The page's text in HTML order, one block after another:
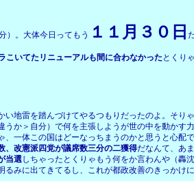
）。大体今日ってもう １１月３０日
こいてたリニューアルも間に合わなかった とくり
地雷を踏んづけてやるつもりだったのよ。そり
か＞自分）で何を主張しようが世の中を動かす
、一体この国はどーなっちまうのかと思うと心
、改憲派四党が議席数三分の二獲得だなんて、あ
当選しちゃったとくりゃもう何をか言わんや（轟
みに出てきてるし、これが都政改善のきっかけ